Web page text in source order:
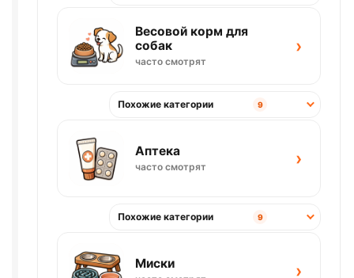
Весовой корм для
собак
часто смотрят
›
Похожие категории 9
Аптека
часто смотрят ›
Похожие категории 9
Миски ›